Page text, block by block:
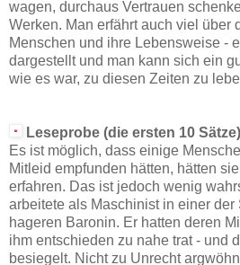
wagen, durchaus Vertrauen
Werken. Man erfährt auch viel über
Menschen und ihre Lebensweise -
dargestellt und man kann sich ein
wie es war, zu diesen Zeiten zu
Leseprobe (die ersten 10
Es ist möglich, dass einige
Mitleid empfunden hätten, hätten
erfahren. Das ist jedoch wenig
arbeitete als Maschinist in einer der
hageren Baronin. Er hatten deren
ihm entschieden zu nahe trat - und
besiegelt. Nicht zu Unrecht